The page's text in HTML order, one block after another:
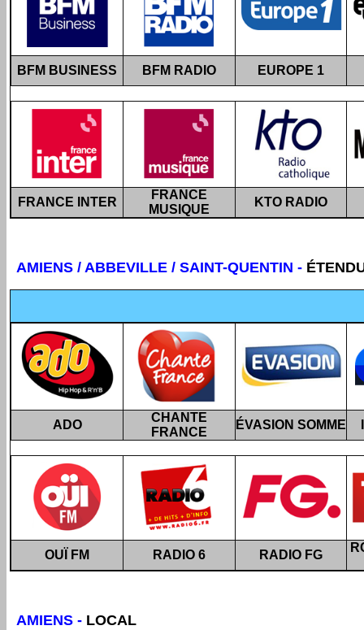
BFM BUSINESS BFM RADIO EUROPE 1
FRANCE INTER
FRANCE
MUSIQUE
KTO RADIO
AMIENS / ABBEVILLE / SAINT-QUENTIN -
ADO
CHANTE
FRANCE
ÉVASION SOMME
OUÏ FM RADIO 6 RADIO FG
AMIENS - LOCAL